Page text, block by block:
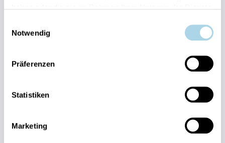
Notwendig
Präferenzen
Statistiken
Marketing
Fragen und Wünsche?